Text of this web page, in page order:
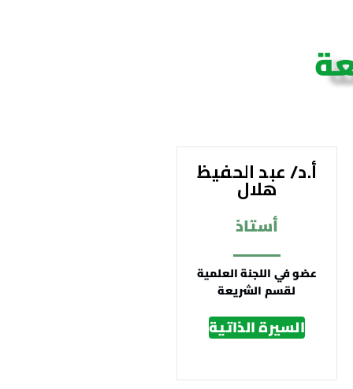
أ.د/ عبد الحفيظ
هلال
أستاذ
عضو في اللجنة العلمية
لقسم الشريعة
السيرة الذاتية